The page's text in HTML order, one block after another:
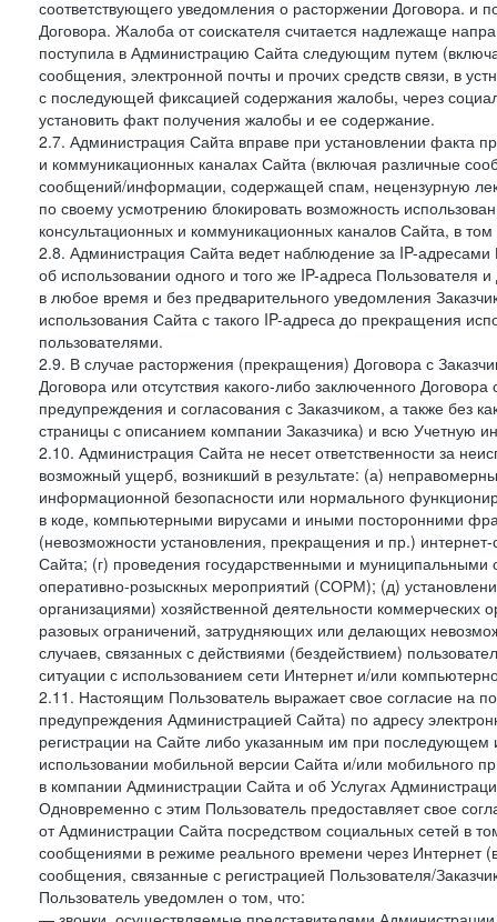
соответствующего уведомления о расторжении Договора. и
Договора. Жалоба от соискателя считается надлежаще
поступила в Администрацию Сайта следующим путем
сообщения, электронной почты и прочих средств связи, в
с последующей фиксацией содержания жалобы, через
установить факт получения жалобы и ее содержание.
2.7. Администрация Сайта вправе при установлении факта
и коммуникационных каналах Сайта (включая различные
сообщений/информации, содержащей спам, нецензурную
по своему усмотрению блокировать возможность
консультационных и коммуникационных каналов Сайта, в
2.8. Администрация Сайта ведет наблюдение за IP-
об использовании одного и того же IP-адреса Пользователя
в любое время и без предварительного уведомления
использования Сайта с такого IP-адреса до прекращения
пользователями.
2.9. В случае расторжения (прекращения) Договора с
Договора или отсутствия какого-либо заключенного
предупреждения и согласования с Заказчиком, а также без
страницы с описанием компании Заказчика) и всю Учетную
2.10. Администрация Сайта не несет ответственности за
возможный ущерб, возникший в результате: (а)
информационной безопасности или нормального
в коде, компьютерными вирусами и иными посторонними
(невозможности установления, прекращения и пр.)
Сайта; (г) проведения государственными и
оперативно-розыскных мероприятий (СОРМ); (д)
организациями) хозяйственной деятельности коммерческих
разовых ограничений, затрудняющих или делающих
случаев, связанных с действиями (бездействием)
ситуации с использованием сети Интернет и/или
2.11. Настоящим Пользователь выражает свое согласие на
предупреждения Администрацией Сайта) по адресу
регистрации на Сайте либо указанным им при
использовании мобильной версии Сайта и/или мобильного
в компании Администрации Сайта и об Услугах
Одновременно с этим Пользователь предоставляет свое
от Администрации Сайта посредством социальных сетей в
сообщениями в режиме реального времени через Интернет
сообщения, связанные с регистрацией Пользователя/
Пользователь уведомлен о том, что: